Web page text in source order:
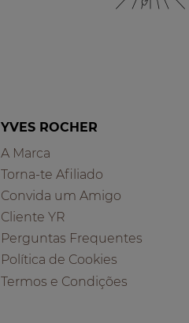
YVES ROCHER
A Marca
Torna-te Afiliado
Convida um Amigo
Cliente YR
Perguntas Frequentes
Política de Cookies
Termos e Condições